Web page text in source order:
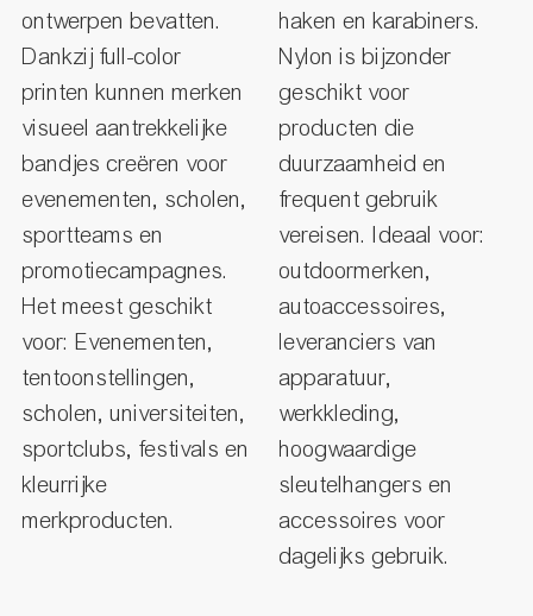
ontwerpen bevatten.
Dankzij full-color
printen kunnen merken
visueel aantrekkelijke
bandjes creëren voor
evenementen, scholen,
sportteams en
promotiecampagnes.
Het meest geschikt
voor: Evenementen,
tentoonstellingen,
scholen, universiteiten,
sportclubs, festivals en
kleurrijke
merkproducten.
haken en karabiners.
Nylon is bijzonder
geschikt voor
producten die
duurzaamheid en
frequent gebruik
vereisen. Ideaal voor:
outdoormerken,
autoaccessoires,
leveranciers van
apparatuur,
werkkleding,
hoogwaardige
sleutelhangers en
accessoires voor
dagelijks gebruik.